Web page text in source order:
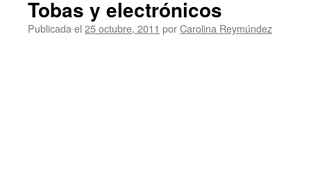
Tobas y electrónicos
Publicada el 25 octubre, 2011 porCarolina Reymúndez